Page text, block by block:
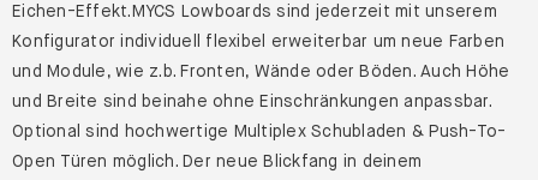
Eichen-Effekt.MYCS Lowboards sind jederzeit mit unserem
Konfigurator individuell flexibel erweiterbar um neue Farben
und Module, wie z.b. Fronten, Wände oder Böden. Auch Höhe
und Breite sind beinahe ohne Einschränkungen anpassbar.
Optional sind hochwertige Multiplex Schubladen & Push-To-
Open Türen möglich. Der neue Blickfang in deinem